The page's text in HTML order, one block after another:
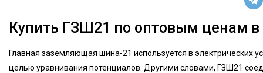
Купить ГЗШ21 по оптовым ценам
Главная заземляющая шина-21 используется в электрических
целью уравнивания потенциалов. Другими словами, ГЗШ21